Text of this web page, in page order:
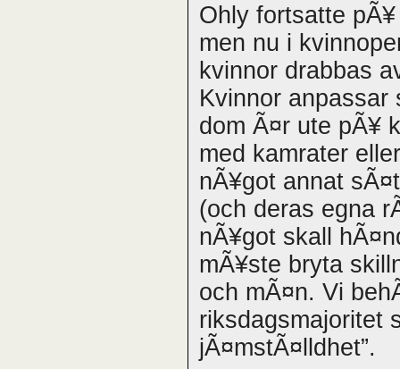
Ohly fortsatte
men nu i
kvinnor drabbas
Kvinnor anpassar
dom Ã¤r ute pÃ¥
med kamrater
nÃ¥got annat
(och deras egna
nÃ¥got skall
mÃ¥ste bryta
och mÃ¤n. Vi
riksdagsmajoritet
jÃ¤mstÃ¤lldhet”.